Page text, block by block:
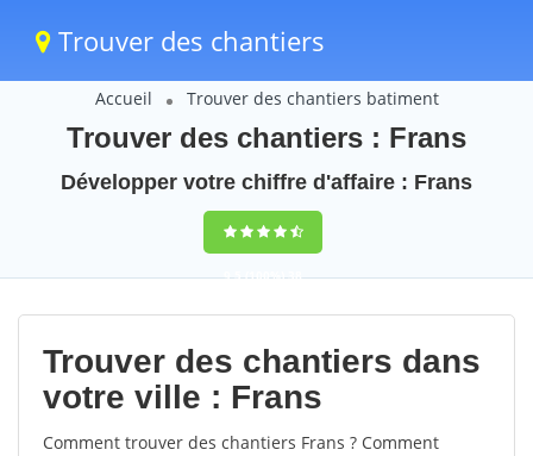
Trouver des chantiers
Accueil Trouver des chantiers batiment
Trouver des chantiers : Frans
Développer votre chiffre d'affaire : Frans
9,5(100%)38
votes
Trouver des chantiers dans
votre ville : Frans
Comment trouver des chantiers Frans ? Comment